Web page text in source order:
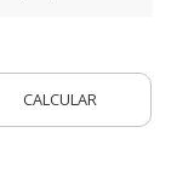
CALCULAR